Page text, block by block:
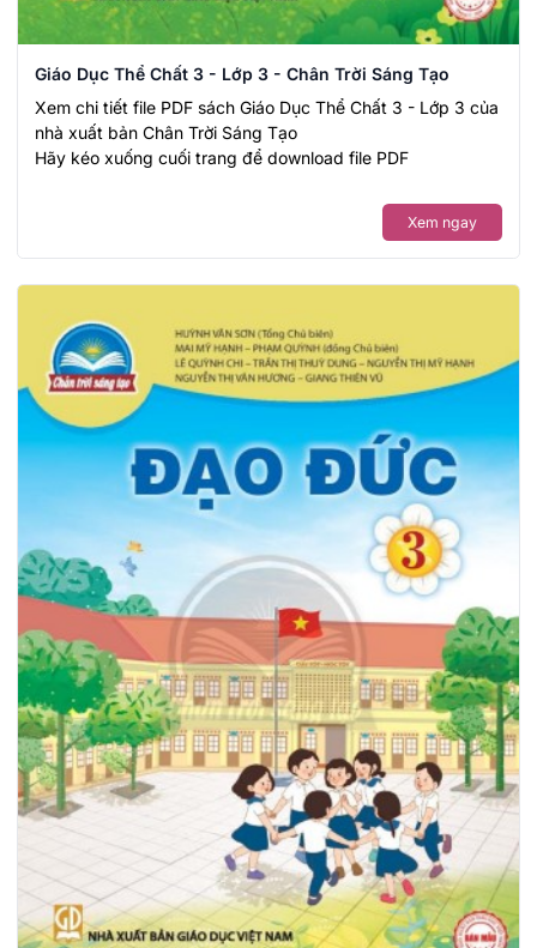
Giáo Dục Thể Chất 3 - Lớp 3 - Chân Trời Sáng Tạo
Xem chi tiết file PDF sách Giáo Dục Thể Chất 3 - Lớp 3 của
nhà xuất bản Chân Trời Sáng Tạo
Hãy kéo xuống cuối trang để download file PDF
Xem ngay